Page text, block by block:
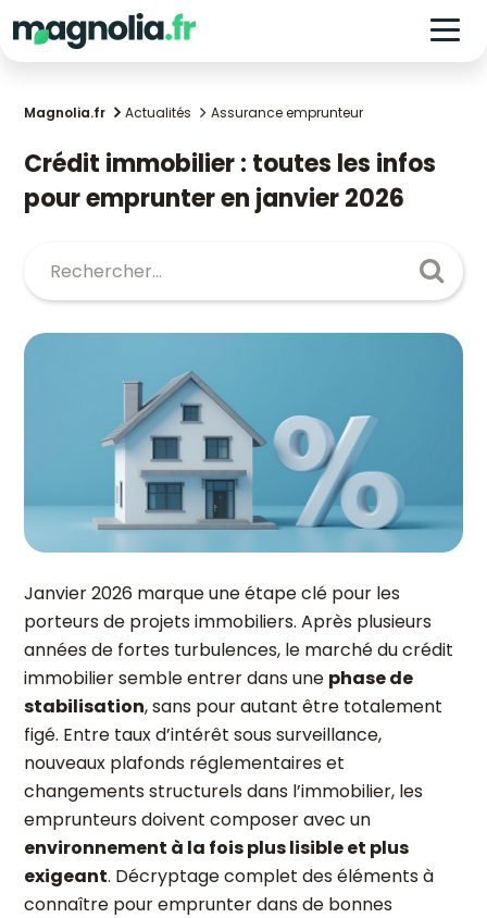
Magnolia.fr Actualités Assurance emprunteur
Crédit immobilier : toutes les infos
pour emprunter en janvier 2026
Janvier 2026 marque une étape clé pour les
porteurs de projets immobiliers. Après plusieurs
années de fortes turbulences, le marché du crédit
immobilier semble entrer dans une phase de
stabilisation, sans pour autant être totalement
figé. Entre taux d’intérêt sous surveillance,
nouveaux plafonds réglementaires et
changements structurels dans l’immobilier, les
emprunteurs doivent composer avec un
environnement à la fois plus lisible et plus
exigeant. Décryptage complet des éléments à
connaître pour emprunter dans de bonnes